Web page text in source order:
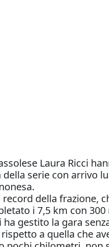
Laura Ricci
serie con arrivo
della frazione,
i 7,5 km con
gestito la gara
a quella che